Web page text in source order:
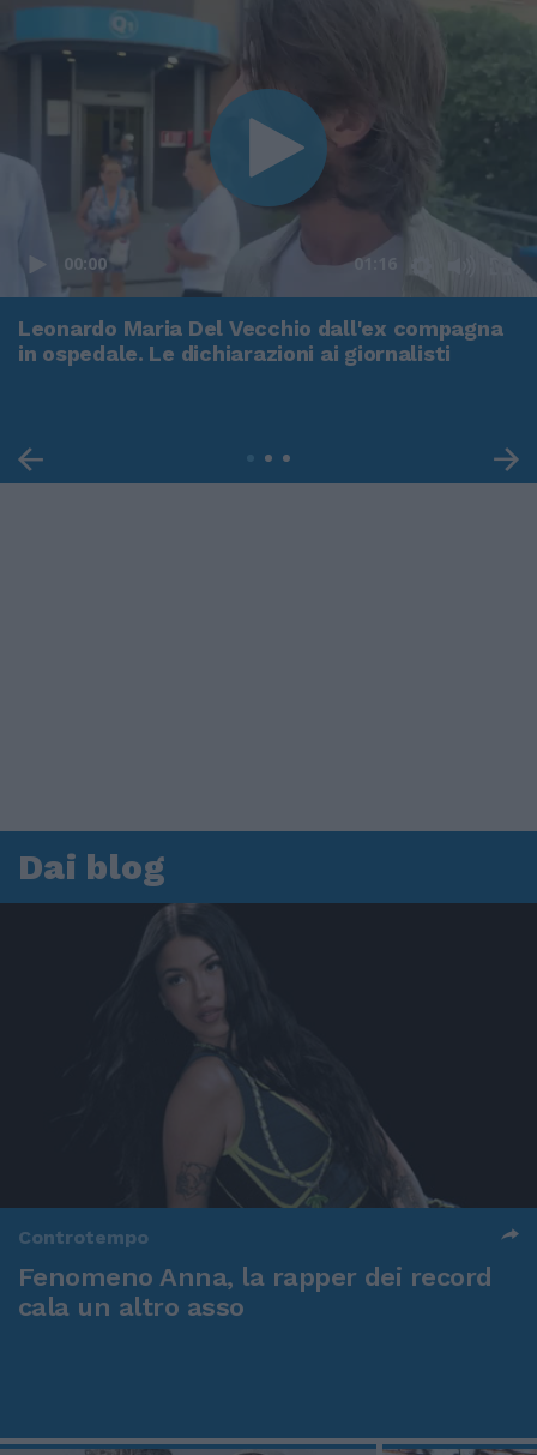
00:00 01:16
Leonardo Maria Del Vecchio dall'ex compagna
in ospedale. Le dichiarazioni ai giornalisti
Dai blog
Controtempo
Fenomeno Anna, la rapper dei record
cala un altro asso